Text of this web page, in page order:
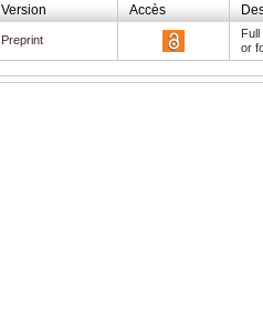
Version Accès
Preprint
or